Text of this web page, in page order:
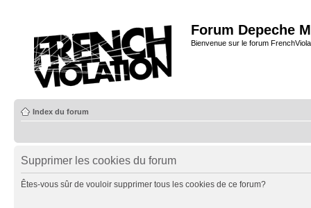
Forum Depeche
Bienvenue sur le forum
Index du forum
Supprimer les cookies du forum
Êtes-vous sûr de vouloir supprimer tous les cookies de ce forum?